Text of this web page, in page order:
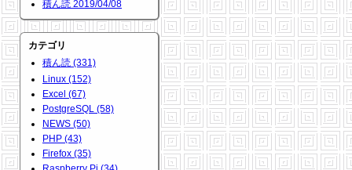
積ん読 2019/04/08
カテゴリ
積ん読 (331)
Linux (152)
Excel (67)
PostgreSQL (58)
NEWS (50)
PHP (43)
Firefox (35)